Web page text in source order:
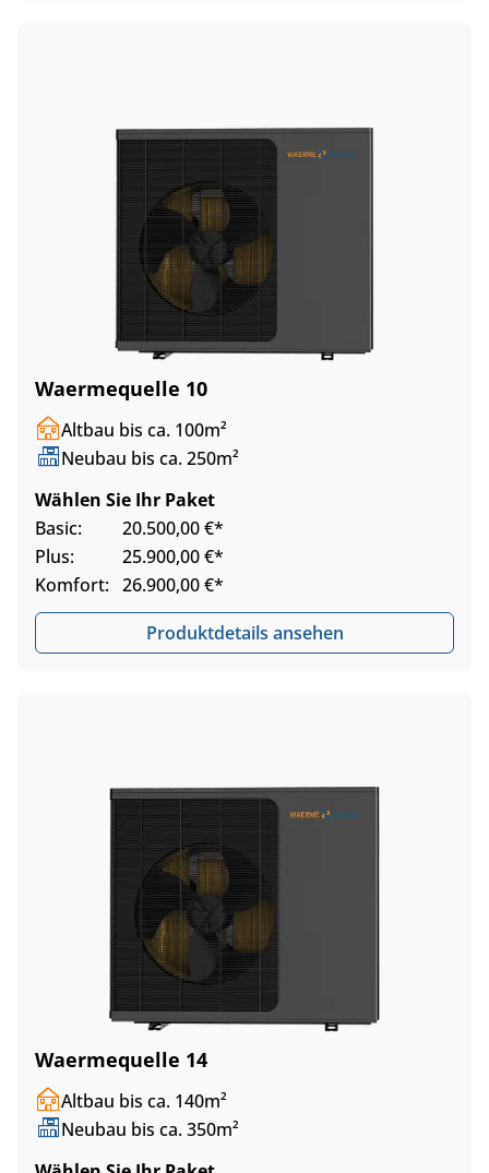
Waermequelle 10
Altbau bis ca. 100m²
Neubau bis ca. 250m²
Wählen Sie Ihr Paket
Basic:
20.500,00 €*
Plus:
25.900,00 €*
Komfort: 26.900,00 €*
Produktdetails ansehen
Waermequelle 14
Altbau bis ca. 140m²
Neubau bis ca. 350m²